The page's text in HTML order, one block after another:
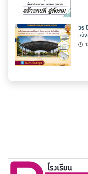
ขอ
หลั